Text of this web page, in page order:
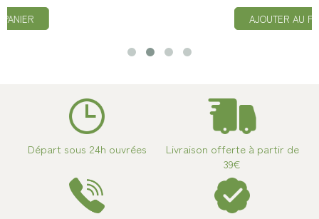
Départ sous 24h ouvrées
Livraison offerte à partir de
39€